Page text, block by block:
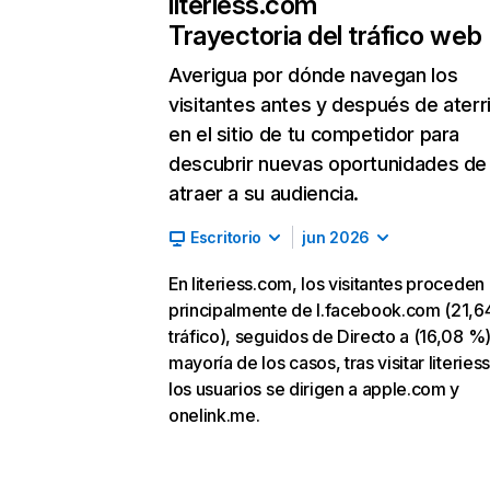
Trayectoria del tráfico web
Averigua por dónde navegan los
visitantes antes y después de
en el sitio de tu competidor para
descubrir nuevas oportunidades de
atraer a su audiencia.
Escritorio jun 2026
En literiess.com, los visitantes proceden
principalmente de l.facebook.com
tráfico), seguidos de Directo a (16,08
mayoría de los casos, tras visitar
los usuarios se dirigen a apple.com y
onelink.me.